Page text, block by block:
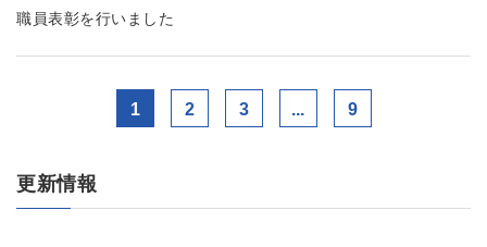
職員表彰を行いました
1 2 3 ... 9
更新情報